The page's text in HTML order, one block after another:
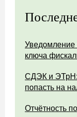
Уведомление
ключа
СДЭК и ЭТрН:
попасть на
Отчётность